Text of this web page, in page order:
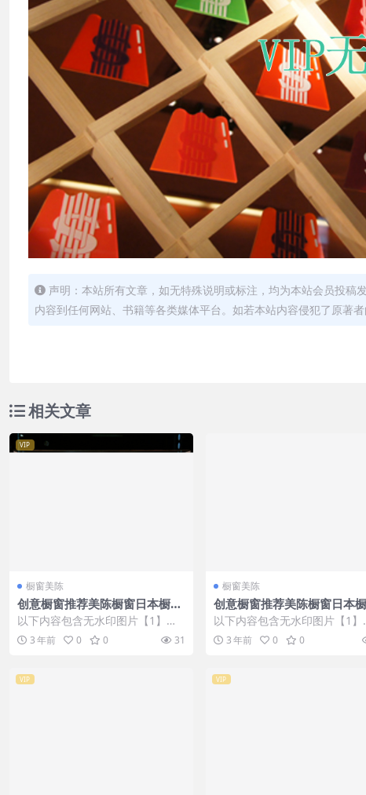
声明：本站所有文章，如无特殊说明或标注，均为本站会员投
内容到任何网站、书籍等各类媒体平台。如若本站内容侵犯了原著
相关文章
VIP
橱窗美陈
创意橱窗推荐美陈橱窗日本橱窗
设计 (79)
以下内容包含无水印图片【1】张
，开通会员无障碍浏览 开通VIP会
员 3 年前 0 0 31
橱窗美陈
创意橱窗推荐美陈橱窗日本
设计 (207)
以下内容包含无水印图片【1】
，开通会员无障碍浏览 开通VIP
员 3 年前 0 0
VIP VIP